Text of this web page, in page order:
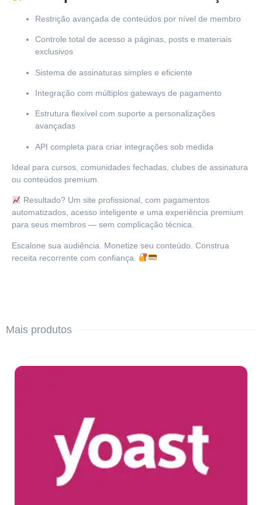
Restrição avançada de conteúdos por nível de membro
Controle total de acesso a páginas, posts e materiais
exclusivos
Sistema de assinaturas simples e eficiente
Integração com múltiplos gateways de pagamento
Estrutura flexível com suporte a personalizações
avançadas
API completa para criar integrações sob medida
Ideal para cursos, comunidades fechadas, clubes de assinatura
ou conteúdos premium.
Resultado? Um site profissional, com pagamentos
automatizados, acesso inteligente e uma experiência premium
para seus membros — sem complicação técnica.
Escalone sua audiência. Monetize seu conteúdo. Construa
receita recorrente com confiança.
Mais produtos